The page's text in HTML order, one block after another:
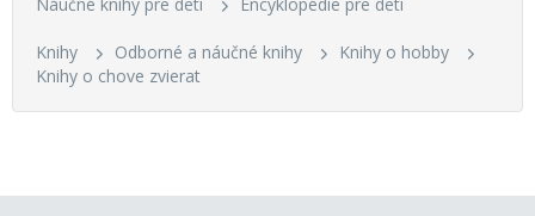
Knihy Odborné a náučné knihy
Knihy o hobby
Knihy o chove zvierat